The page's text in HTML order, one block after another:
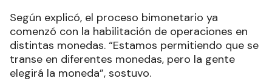
Según explicó, el proceso bimonetario ya
comenzó con la habilitación de operaciones en
distintas monedas. “Estamos permitiendo que se
transe en diferentes monedas, pero la gente
elegirá la moneda”, sostuvo.